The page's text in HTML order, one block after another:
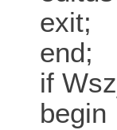
exit;
end;
if
begin